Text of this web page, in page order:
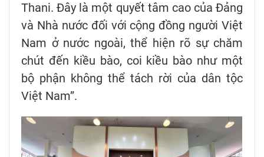
Thani. Đây là một quyết tâm cao của Đảng
và Nhà nước đối với cộng đồng người Việt
Nam ở nước ngoài, thể hiện rõ sự chăm
chút đến kiều bào, coi kiều bào như một
bộ phận không thể tách rời của dân tộc
Việt Nam”.